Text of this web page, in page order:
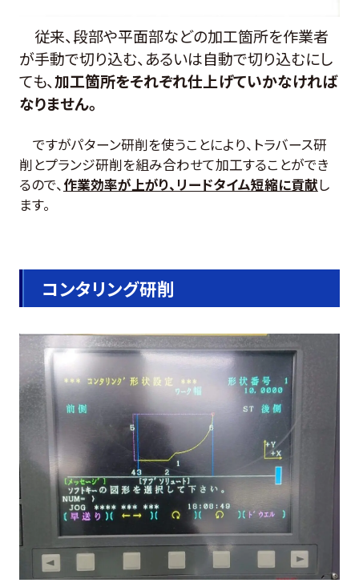
従来、段部や平面部などの加工箇所を作業者
が手動で切り込む、あるいは自動で切り込むにし
ても、加工箇所をそれぞれ仕上げていかなければ
なりません。
ですがパターン研削を使うことにより、トラバース研
削とプランジ研削を組み合わせて加工することができ
るので、作業効率が上がり、リードタイム短縮に貢献し
ます。
コンタリング研削